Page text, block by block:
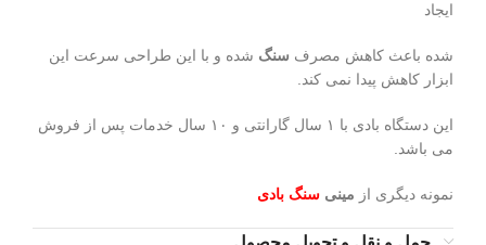
ایجاد
شده باعث کاهش مصرف سنگ شده و با این طراحی سرعت این
ابزار کاهش پیدا نمی کند.
این دستگاه بادی با ۱ سال گارانتی و ۱۰ سال خدمات پس از فروش
می باشد.
نمونه دیگری از مینی سنگ بادی